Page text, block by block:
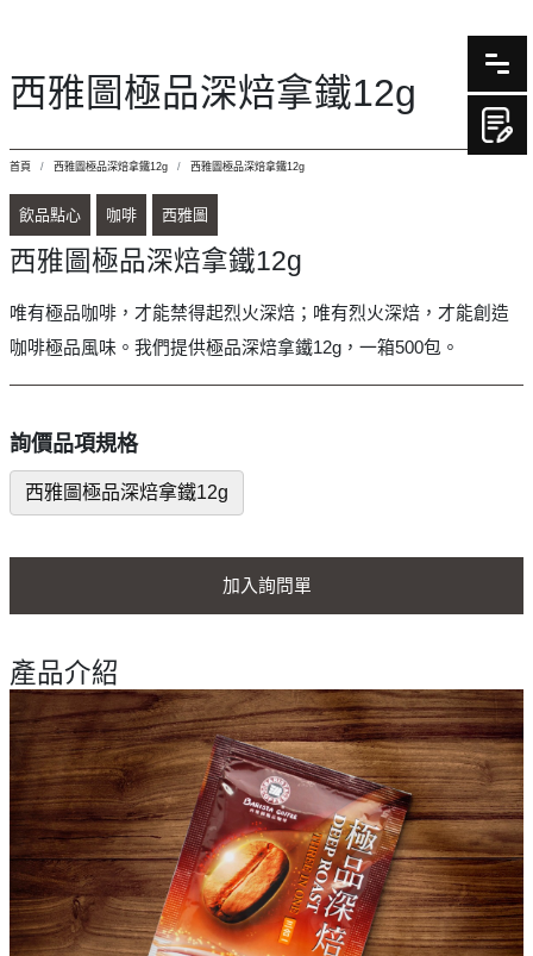
西雅圖極品深焙拿鐵12g
首頁 西雅圖極品深焙拿鐵12g 西雅圖極品深焙拿鐵12g
飲品點心 咖啡 西雅圖
西雅圖極品深焙拿鐵12g
唯有極品咖啡，才能禁得起烈火深焙；唯有烈火深焙，才能創造
咖啡極品風味。我們提供極品深焙拿鐵12g，一箱500包。
詢價品項規格
西雅圖極品深焙拿鐵12g
加入詢問單
產品介紹